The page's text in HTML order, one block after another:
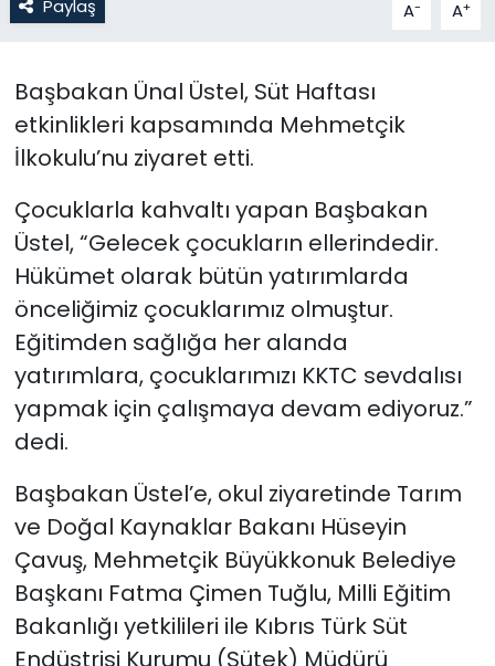
Paylaş A- A+
Başbakan Ünal Üstel, Süt Haftası
etkinlikleri kapsamında Mehmetçik
İlkokulu’nu ziyaret etti.
Çocuklarla kahvaltı yapan Başbakan
Üstel, “Gelecek çocukların ellerindedir.
Hükümet olarak bütün yatırımlarda
önceliğimiz çocuklarımız olmuştur.
Eğitimden sağlığa her alanda
yatırımlara, çocuklarımızı KKTC sevdalısı
yapmak için çalışmaya devam ediyoruz.”
dedi.
Başbakan Üstel’e, okul ziyaretinde Tarım
ve Doğal Kaynaklar Bakanı Hüseyin
Çavuş, Mehmetçik Büyükkonuk Belediye
Başkanı Fatma Çimen Tuğlu, Milli Eğitim
Bakanlığı yetkilileri ile Kıbrıs Türk Süt
Endüstrisi Kurumu (Sütek) Müdürü
Nöbetçi Eczaneler
Otomobil Dünyası
Politika
Spor
Teknoloji
TÜRKiYE
Video Galeri
Yazarlar